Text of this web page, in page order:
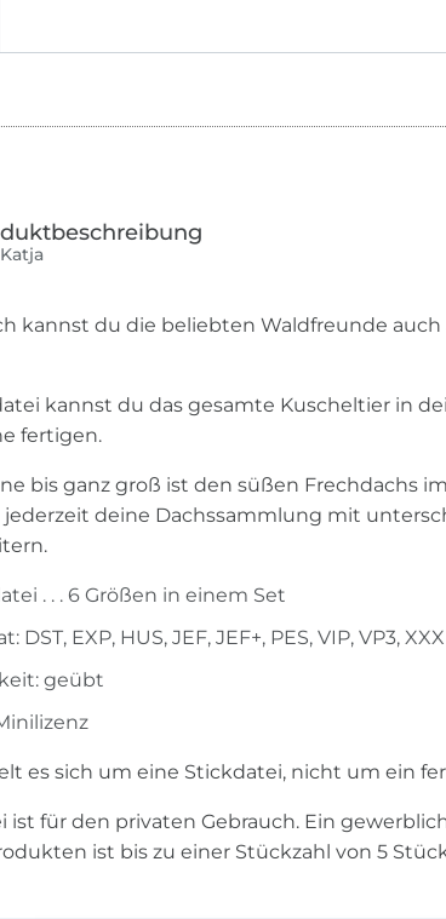
Katja
kannst du die beliebten Waldfreunde auch
kannst du das gesamte Kuscheltier in
fertigen.
bis ganz groß ist den süßen Frechdachs
jederzeit deine Dachssammlung mit
. . . 6 Größen in einem Set
DST, EXP, HUS, JEF, JEF+, PES, VIP, VP3, XXX
geübt
es sich um eine Stickdatei, nicht um ein
ist für den privaten Gebrauch. Ein
ist bis zu einer Stückzahl von 5